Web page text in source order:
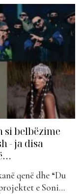
me rastin e
një urim
për mua. Jam
si belbëzime
- ja disa
qenë dhe “Du
e Soni